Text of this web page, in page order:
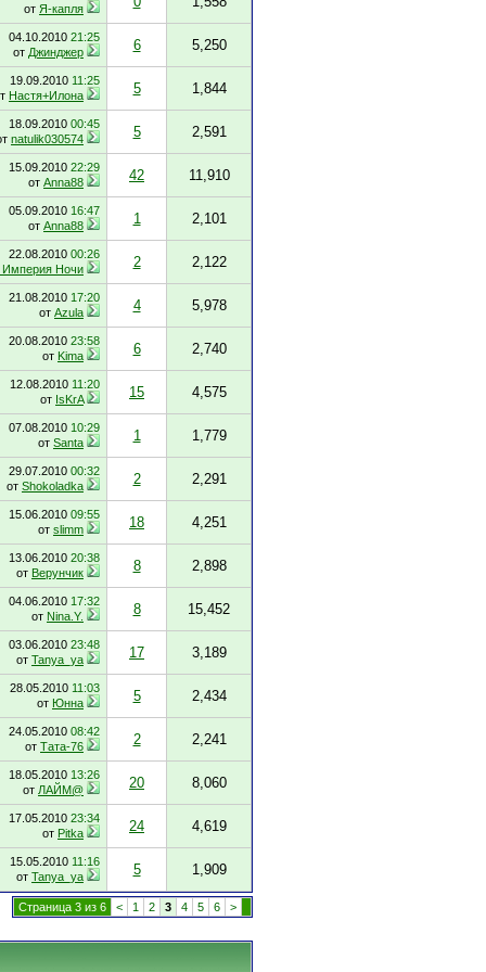
от Я-капля
04.10.2010 21:25
от Джинджер 6 5,250
19.09.2010 11:25
Настя+Илона 5 1,844
18.09.2010 00:45
natulik030574 5 2,591
15.09.2010 22:29
от Anna88 42 11,910
05.09.2010 16:47
от Anna88 1 2,101
22.08.2010 00:26
Империя Ночи 2 2,122
21.08.2010 17:20
от Azula 4 5,978
20.08.2010 23:58
от Kima 6 2,740
12.08.2010 11:20
от IsKrA 15 4,575
07.08.2010 10:29
от Santa 1 1,779
29.07.2010 00:32
от Shokoladka 2 2,291
15.06.2010 09:55
от slimm 18 4,251
13.06.2010 20:38
от Верунчик 8 2,898
04.06.2010 17:32
от Nina.Y. 8 15,452
03.06.2010 23:48
от Tanya_ya 17 3,189
28.05.2010 11:03
от Юнна 5 2,434
24.05.2010 08:42
от Тата-76 2 2,241
18.05.2010 13:26
от ЛАЙМ@ 20 8,060
17.05.2010 23:34
от Pitka 24 4,619
15.05.2010 11:16
от Tanya_ya 5 1,909
Страница 3 из 6 < 1 2 3 4 5 6 >